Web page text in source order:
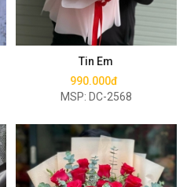
Tin Em
990.000đ
MSP: DC-2568
Mua ngay